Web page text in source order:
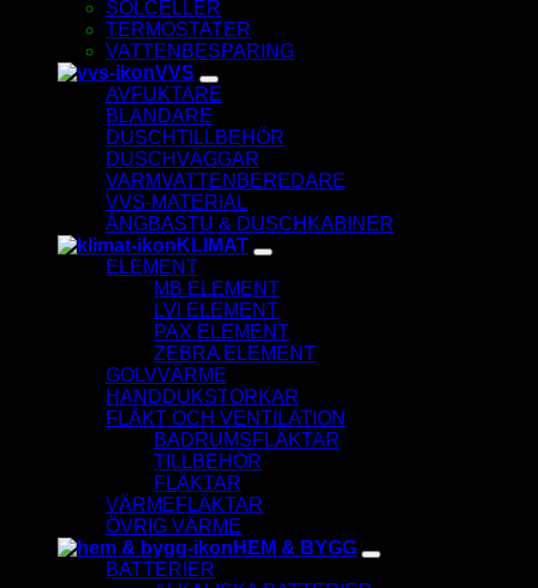
SOLCELLER
TERMOSTATER
VATTENBESPARING
VVS
AVFUKTARE
BLANDARE
DUSCHTILLBEHÖR
DUSCHVÄGGAR
VARMVATTENBEREDARE
VVS-MATERIAL
ÅNGBASTU & DUSCHKABINER
KLIMAT
ELEMENT
MB ELEMENT
LVI ELEMENT
PAX ELEMENT
ZEBRA ELEMENT
GOLVVÄRME
HANDDUKSTORKAR
FLÄKT OCH VENTILATION
BADRUMSFLÄKTAR
TILLBEHÖR
FLÄKTAR
VÄRMEFLÄKTAR
ÖVRIG VÄRME
HEM & BYGG
BATTERIER